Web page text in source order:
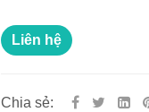
Liên hệ
Chia sẻ: